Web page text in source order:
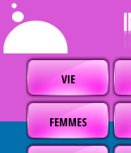
VIE
FEMMES